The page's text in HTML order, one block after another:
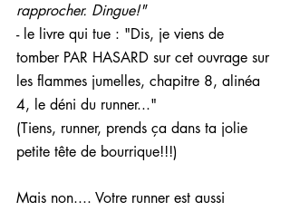
rapprocher. Dingue!"
- le livre qui tue : "Dis, je viens de
tomber PAR HASARD sur cet ouvrage sur
les flammes jumelles, chapitre 8, alinéa
4, le déni du runner..."
(Tiens, runner, prends ça dans ta jolie
petite tête de bourrique!!!)
Mais non.... Votre runner est aussi